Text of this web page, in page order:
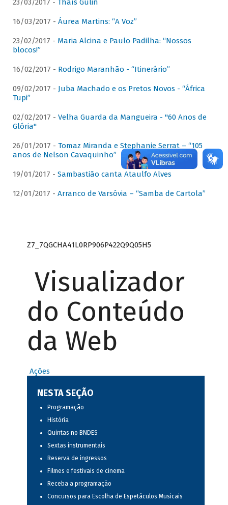
23/03/2017 - Thaís Gulin
16/03/2017 - Áurea Martins: “A Voz”
23/02/2017 - Maria Alcina e Paulo Padilha: “Nossos
blocos!”
16/02/2017 - Rodrigo Maranhão - “Itinerário”
09/02/2017 - Juba Machado e os Pretos Novos - “África
Tupi”
02/02/2017 - Velha Guarda da Mangueira - "60 Anos de
Glória"
26/01/2017 - Tomaz Miranda e Stephanie Serrat – “105
anos de Nelson Cavaquinho”
19/01/2017 - Sambastião canta Ataulfo Alves
12/01/2017 - Arranco de Varsóvia – “Samba de Cartola”
Z7_7QGCHA41L0RP906P422Q9Q05H5
Visualizador
do Conteúdo
da Web
Ações
NESTA SEÇÃO
Programação
História
Quintas no BNDES
Sextas instrumentais
Reserva de ingressos
Filmes e festivais de cinema
Receba a programação
Concursos para Escolha de Espetáculos Musicais